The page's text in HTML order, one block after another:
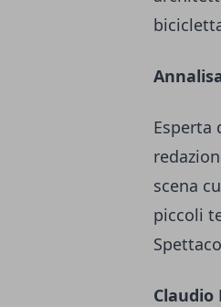
Esperta
scena
piccoli
Claudio